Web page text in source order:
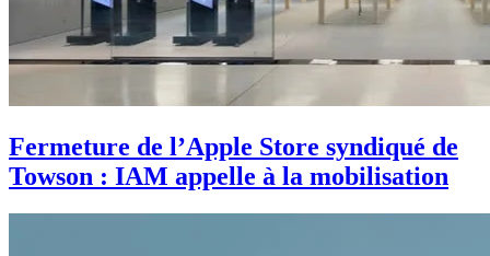
Fermeture de l’Apple Store syndiqué de
Towson : IAM appelle à la mobilisation